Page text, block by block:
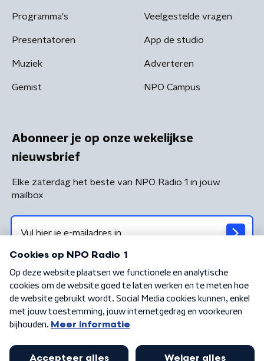
Programma's
Presentatoren
Muziek
Gemist
Veelgestelde vragen
App de studio
Adverteren
NPO Campus
Abonneer je op onze wekelijkse
nieuwsbrief
Elke zaterdag het beste van NPO Radio 1 in jouw
mailbox
Algemene voorwaarden